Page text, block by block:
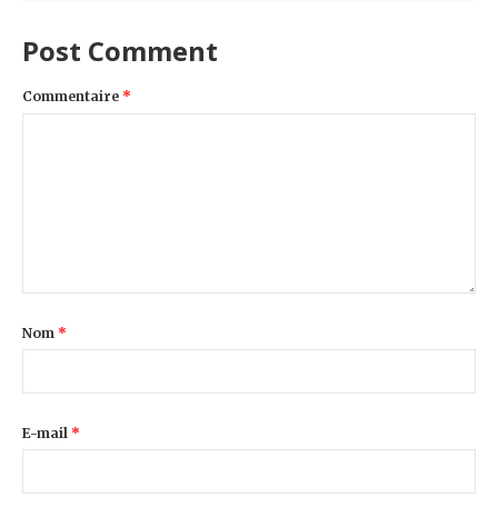
Post Comment
Commentaire *
Nom *
E-mail *